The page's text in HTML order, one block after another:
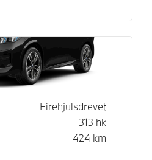
Firehjulsdrevet
313 hk
424 km